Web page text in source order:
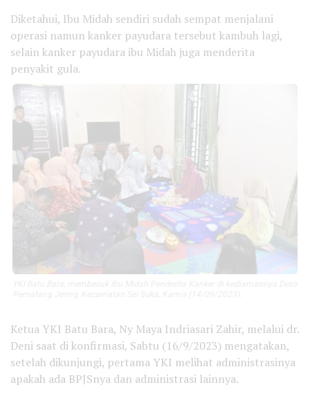
Diketahui, Ibu Midah sendiri sudah sempat menjalani
operasi namun kanker payudara tersebut kambuh lagi,
selain kanker payudara ibu Midah juga menderita
penyakit gula.
Ketua YKI Batu Bara, Ny Maya Indriasari Zahir, melalui dr.
Deni saat di konfirmasi, Sabtu (16/9/2023) mengatakan,
setelah dikunjungi, pertama YKI melihat administrasinya
apakah ada BPJSnya dan administrasi lainnya.